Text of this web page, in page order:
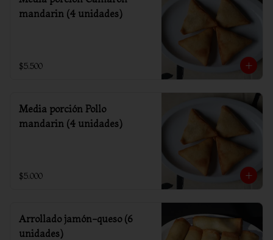
mandarin (4 unidades)
$5.500
Media porción Pollo
mandarin (4 unidades)
$5.000
Arrollado jamón-queso (6
unidades)